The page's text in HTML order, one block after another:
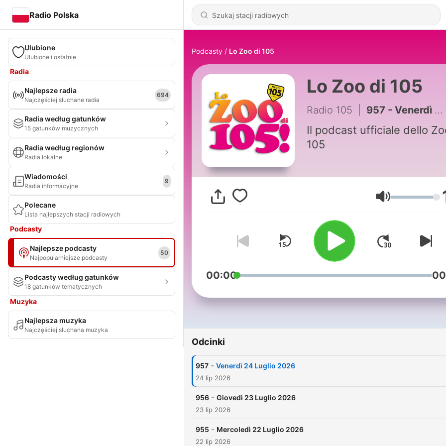
Radio Polska
Ulubione
Ulubione i ostatnie
Radia
Najlepsze radia
Najczęściej słuchane radia
694
Radia według gatunków
15 gatunków muzycznych
Radia według regionów
Radia lokalne
Wiadomości
Radia informacyjne
9
Polecane
Lista najlepszych stacji radiowych
Podcasty
Najlepsze podcasty
Najpopularniejsze podcasty
50
Podcasty według gatunków
18 gatunków tematycznych
Muzyka
Najlepsza muzyka
Najczęściej słuchana muzyka
Podcasty Lo Zoo di 105
Lo Zoo di 105
Radio 105 957 - Venerdì 24 Luglio 2026
Il podcast ufficiale dello
105
Głośność
00:00
Odcinki
957 - Venerdì 24 Luglio 2026
24 lip 2026
956 - Giovedì 23 Luglio 2026
23 lip 2026
955 - Mercoledì 22 Luglio 2026
22 lip 2026